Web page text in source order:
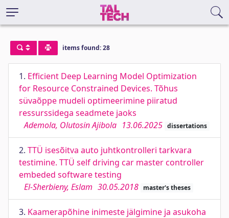
items found: 28
1. Efficient Deep Learning Model Optimization
for Resource Constrained Devices. Tõhus
süvaõppe mudeli optimeerimine piiratud
ressurssidega seadmete jaoks
Ademola, Olutosin Ajibola 13.06.2025 dissertations
2. TTÜ isesõitva auto juhtkontrolleri tarkvara
testimine. TTÜ self driving car master controller
embeded software testing
El-Sherbieny, Eslam 30.05.2018 master's theses
3. Kaamerapõhine inimeste jälgimine ja asukoha